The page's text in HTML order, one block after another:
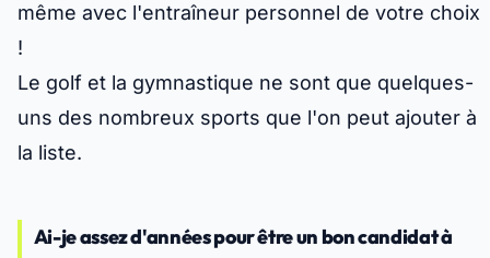
même avec l'entraîneur personnel de votre choix
!
Le golf et la gymnastique ne sont que quelques-
uns des nombreux sports que l'on peut ajouter à
la liste.
Ai-je assez d'années pour être un bon candidat à